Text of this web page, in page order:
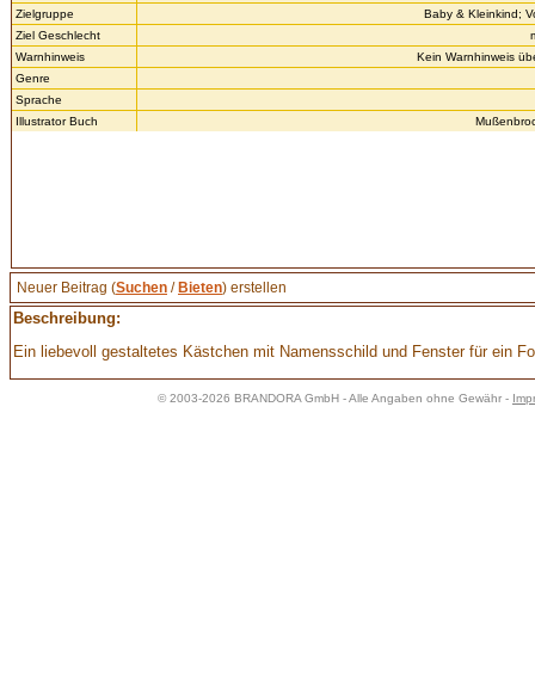
Zielgruppe
Baby & Kleinkind;
Ziel Geschlecht
Warnhinweis
Kein Warnhinweis
Genre
Sprache
Illustrator Buch
Neuer Beitrag (Suchen / Bieten) erstellen
Beschreibung:
Ein liebevoll gestaltetes Kästchen mit Namensschild und Fenster für ein
© 2003-2026 BRANDORA GmbH - Alle Angaben ohne Gewähr -